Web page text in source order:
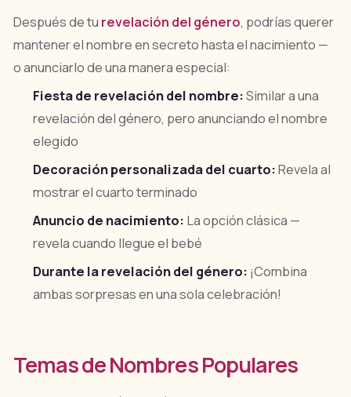
Después de tu revelación del género, podrías querer
mantener el nombre en secreto hasta el nacimiento —
o anunciarlo de una manera especial:
Fiesta de revelación del nombre:Similar a una
revelación del género, pero anunciando el nombre
elegido
Decoración personalizada del cuarto:Revela al
mostrar el cuarto terminado
Anuncio de nacimiento: La opción clásica —
revela cuando llegue el bebé
Durante la revelación del género: ¡Combina
ambas sorpresas en una sola celebración!
Temas de Nombres Populares